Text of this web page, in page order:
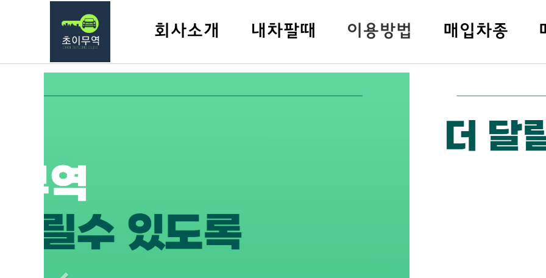
회사소개 내차팔때 이용방법 매입차종